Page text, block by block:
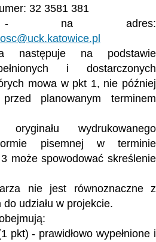
32 3581 381
- na adres:
następuje na podstawie
i dostarczonych
mowa w pkt 1, nie później
planowanym terminem
wydrukowanego
pisemnej w terminie
może spowodować skreślenie
nie jest równoznaczne z
udziału w projekcie.
pkt) - prawidłowo wypełnione i